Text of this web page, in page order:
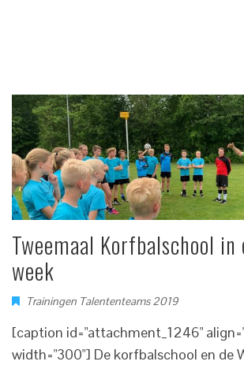
Tweemaal Korfbalschool in
week
Trainingen Talententeams 2019
[caption id="attachment_1246"
width="300"] De korfbalschool en de